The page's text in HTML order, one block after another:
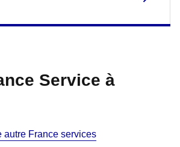
Service à
autre France services